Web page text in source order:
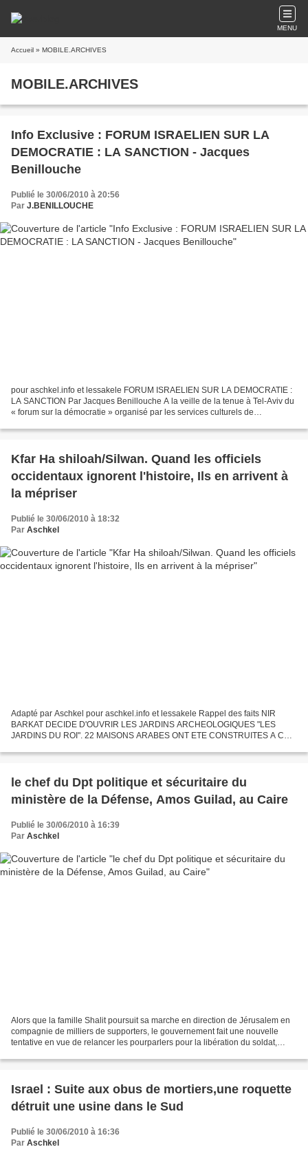
MENU
Accueil » MOBILE.ARCHIVES
MOBILE.ARCHIVES
Info Exclusive : FORUM ISRAELIEN SUR LA
DEMOCRATIE : LA SANCTION - Jacques
Benillouche
Publié le 30/06/2010 à 20:56
Par J.BENILLOUCHE
pour aschkel.info et lessakele FORUM ISRAELIEN SUR LA DEMOCRATIE :
LA SANCTION Par Jacques Benillouche A la veille de la tenue à Tel-Aviv du
« forum sur la démocratie » organisé par les services culturels de
Kfar Ha shiloah/Silwan. Quand les officiels
occidentaux ignorent l'histoire, Ils en arrivent à
la mépriser
Publié le 30/06/2010 à 18:32
Par Aschkel
Adapté par Aschkel pour aschkel.info et lessakele Rappel des faits NIR
BARKAT DECIDE D'OUVRIR LES JARDINS ARCHEOLOGIQUES "LES
JARDINS DU ROI". 22 MAISONS ARABES ONT ETE CONSTRUITES A CET
Voici...
le chef du Dpt politique et sécuritaire du
ministère de la Défense, Amos Guilad, au Caire
Publié le 30/06/2010 à 16:39
Par Aschkel
Alors que la famille Shalit poursuit sa marche en direction de Jérusalem en
compagnie de milliers de supporters, le gouvernement fait une nouvelle
tentative en vue de relancer les pourparlers pour la libération du soldat,
Israel : Suite aux obus de mortiers,une roquette
détruit une usine dans le Sud
Publié le 30/06/2010 à 16:36
Par Aschkel